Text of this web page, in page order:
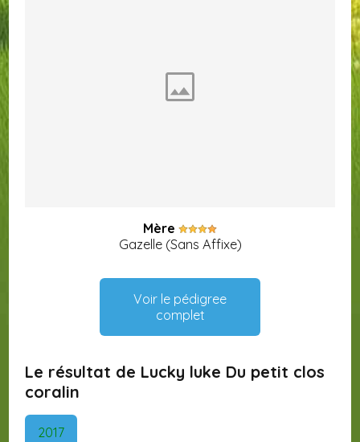
Mère
Gazelle (Sans Affixe)
Voir le pédigree
complet
Le résultat de Lucky luke Du petit clos
coralin
2017